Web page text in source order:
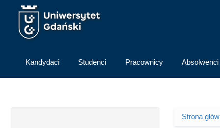
Przejdź do treści
Kandydaci Studenci Pracownicy Absolwenci
Strona